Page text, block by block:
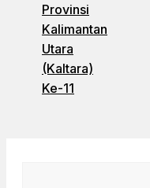
Provinsi
Kalimantan
Utara
(Kaltara)
Ke-11